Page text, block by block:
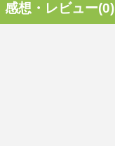
感想・レビュー(0)